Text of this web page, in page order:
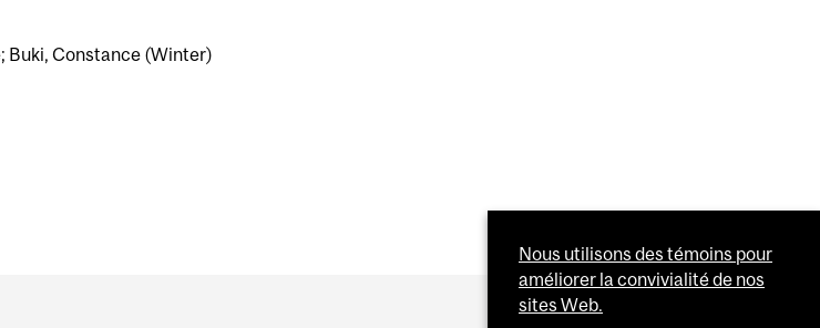
Buki, Constance (Winter)
Nous utilisons des témoins pour
améliorer la convivialité de nos
sites Web.